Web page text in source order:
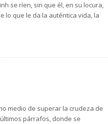
se ríen, sin que él, en su locura,
lo que le da la auténtica vida, la
medio de superar la crudeza de
párrafos, donde se